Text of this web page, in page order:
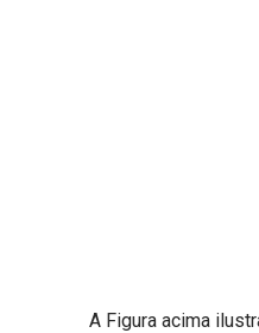
A Figura acima